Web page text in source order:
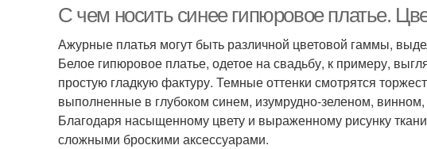
С чем носить синее гипюровое платье.
Ажурные платья могут быть различной цветовой гаммы,
Белое гипюровое платье, одетое на свадьбу, к примеру,
простую гладкую фактуру. Темные оттенки смотрятся
выполненные в глубоком синем, изумрудно-зеленом,
Благодаря насыщенному цвету и выраженному рисунку
сложными броскими аксессуарами.